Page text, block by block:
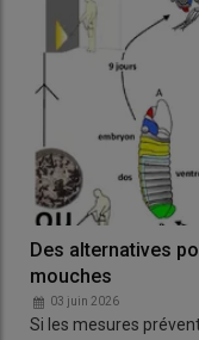
Des alternatives
mouches
03 juin 2026
Si les mesures